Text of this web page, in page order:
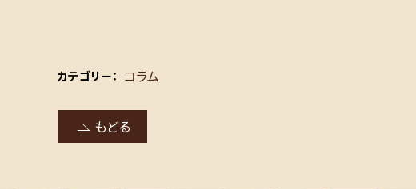
カテゴリー コラム
もどる